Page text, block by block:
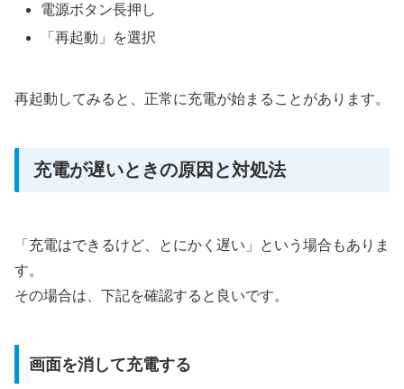
電源ボタン長押し
「再起動」を選択
再起動してみると、正常に充電が始まることがあります。
充電が遅いときの原因と対処法
「充電はできるけど、とにかく遅い」という場合もありま
す。
その場合は、下記を確認すると良いです。
画面を消して充電する